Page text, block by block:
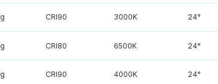
CRI90 3000K 24°
CRI80 6500K 24°
CRI90 4000K 24°